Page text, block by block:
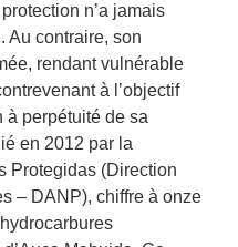
n’a jamais
Au contraire, son
rendant vulnérable
à l’objectif
à perpétuité de sa
en 2012 par la
Protegidas (Direction
– DANP), chiffre à onze